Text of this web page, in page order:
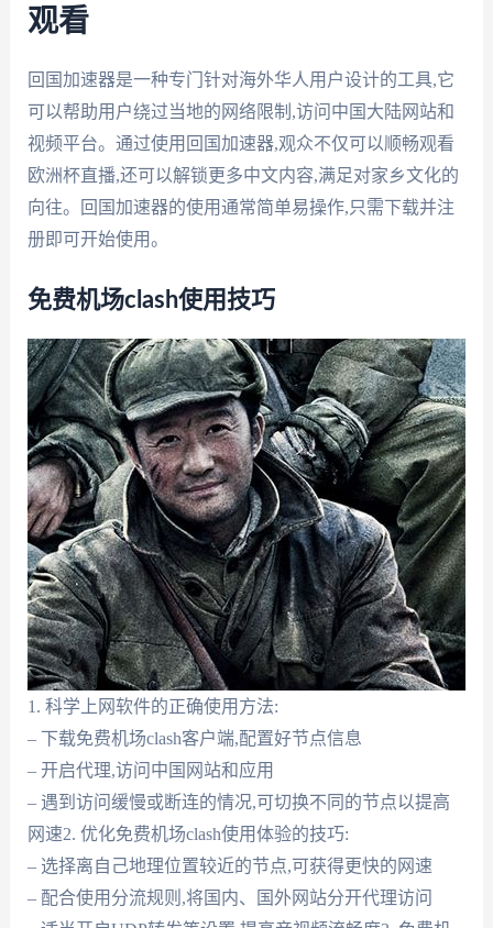
观看
回国加速器是一种专门针对海外华人用户设计的工具,它
可以帮助用户绕过当地的网络限制,访问中国大陆网站和
视频平台。通过使用回国加速器,观众不仅可以顺畅观看
欧洲杯直播,还可以解锁更多中文内容,满足对家乡文化的
向往。回国加速器的使用通常简单易操作,只需下载并注
册即可开始使用。
免费机场clash使用技巧
1. 科学上网软件的正确使用方法:
– 下载免费机场clash客户端,配置好节点信息
– 开启代理,访问中国网站和应用
– 遇到访问缓慢或断连的情况,可切换不同的节点以提高
网速2. 优化免费机场clash使用体验的技巧:
– 选择离自己地理位置较近的节点,可获得更快的网速
– 配合使用分流规则,将国内、国外网站分开代理访问